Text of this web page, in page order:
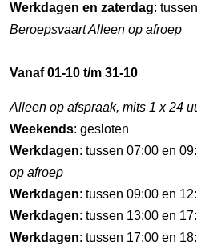
Werkdagen en zaterdag:
Beroepsvaart Alleen op afroep
Vanaf 01-10 t/m 31-10
Alleen op afspraak, mits 1 x 24
Weekends: gesloten
Werkdagen: tussen 07:00 en
op afroep
Werkdagen: tussen 09:00 en
Werkdagen: tussen 13:00 en
Werkdagen: tussen 17:00 en